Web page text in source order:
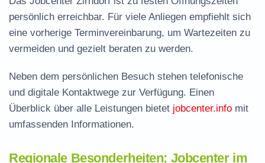
persönlich erreichbar. Für viele Anliegen empfiehlt sich
eine vorherige Terminvereinbarung, um Wartezeiten zu
vermeiden und gezielt beraten zu werden.
Neben dem persönlichen Besuch stehen telefonische
und digitale Kontaktwege zur Verfügung. Einen
Überblick über alle Leistungen bietet jobcenter.info mit
umfassenden Informationen.
Regionale Besonderheiten: Jobcenter im